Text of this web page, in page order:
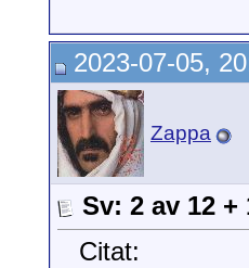
2023-07-05,
Zappa
Sv: 2 av 12 +
Citat: